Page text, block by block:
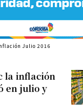
la inflación
en julio y
Julio 2016